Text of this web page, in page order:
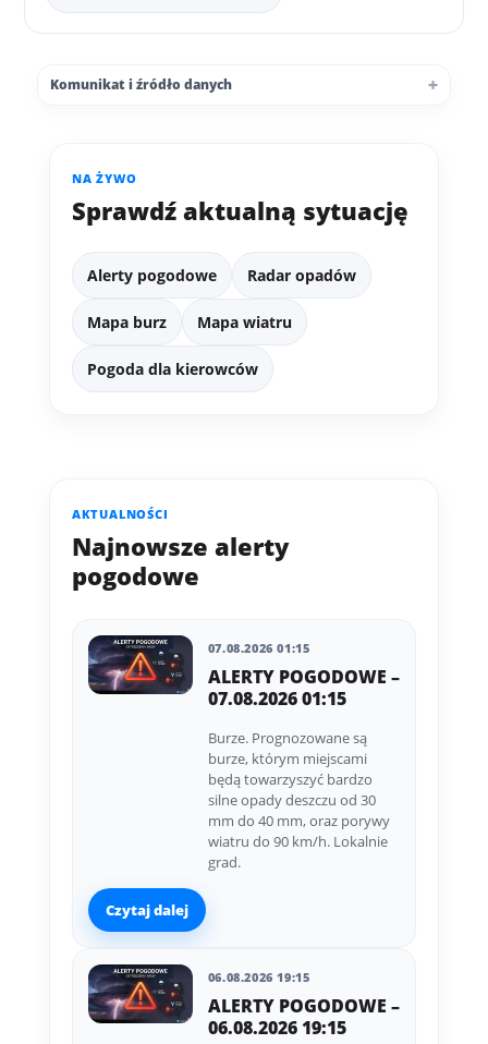
Komunikat i źródło danych
NA ŻYWO
Sprawdź aktualną sytuację
Alerty pogodowe Radar opadów
Mapa burz Mapa wiatru
Pogoda dla kierowców
AKTUALNOŚCI
Najnowsze alerty
pogodowe
07.08.2026 01:15
ALERTY POGODOWE –
07.08.2026 01:15
Burze. Prognozowane są
burze, którym miejscami
będą towarzyszyć bardzo
silne opady deszczu od 30
mm do 40 mm, oraz porywy
wiatru do 90 km/h. Lokalnie
grad.
Czytaj dalej
06.08.2026 19:15
ALERTY POGODOWE –
06.08.2026 19:15